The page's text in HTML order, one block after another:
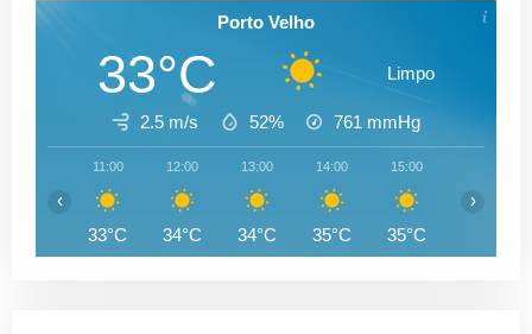
Porto Velho
33°C Limpo
2.5 m/s 52% 761 mmHg
11:00
33°C
12:00
34°C
13:00
34°C
14:00
35°C
15:00
35°C
‹ ›